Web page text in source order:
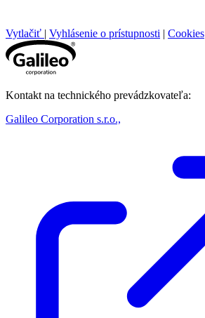
Vytlačiť | Vyhlásenie o prístupnosti | Cookies
Kontakt na technického prevádzkovateľa:
Galileo Corporation s.r.o.,